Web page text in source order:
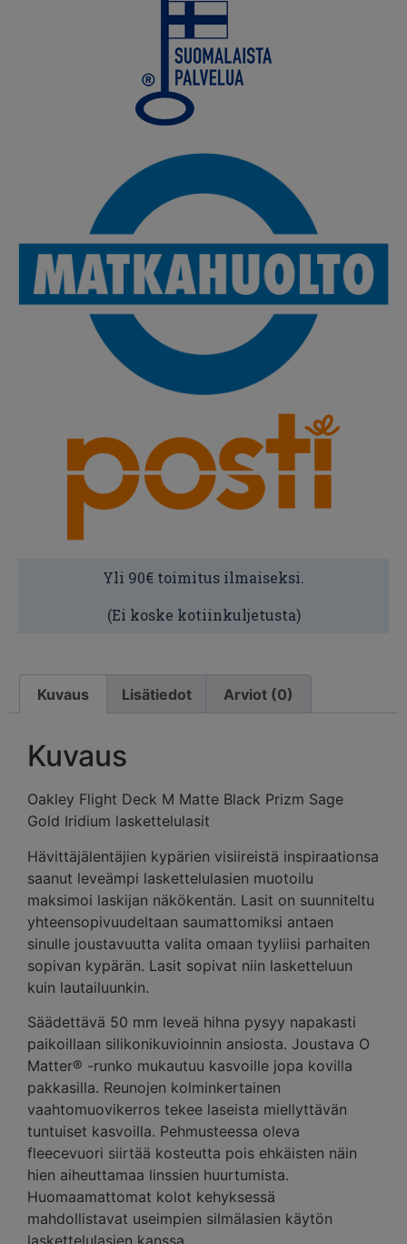
Yli 90€ toimitus ilmaiseksi.
(Ei koske kotiinkuljetusta)
Kuvaus Lisätiedot Arviot (0)
Kuvaus
Oakley Flight Deck M Matte Black Prizm Sage
Gold Iridium laskettelulasit
Hävittäjälentäjien kypärien visiireistä inspiraationsa
saanut leveämpi laskettelulasien muotoilu
maksimoi laskijan näkökentän. Lasit on suunniteltu
yhteensopivuudeltaan saumattomiksi antaen
sinulle joustavuutta valita omaan tyyliisi parhaiten
sopivan kypärän. Lasit sopivat niin lasketteluun
kuin lautailuunkin.
Säädettävä 50 mm leveä hihna pysyy napakasti
paikoillaan silikonikuvioinnin ansiosta. Joustava O
Matter® -runko mukautuu kasvoille jopa kovilla
pakkasilla. Reunojen kolminkertainen
vaahtomuovikerros tekee laseista miellyttävän
tuntuiset kasvoilla. Pehmusteessa oleva
fleecevuori siirtää kosteutta pois ehkäisten näin
hien aiheuttamaa linssien huurtumista.
Huomaamattomat kolot kehyksessä
mahdollistavat useimpien silmälasien käytön